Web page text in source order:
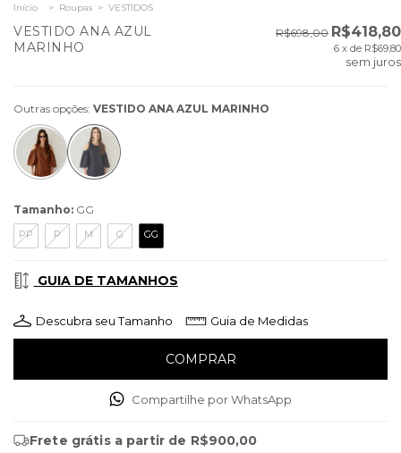
Início > Roupas > VESTIDOS
VESTIDO ANA AZUL
MARINHO
R$698,00 R$418,80
6 x de R$69,80
sem juros
Outras opções: VESTIDO ANA AZUL MARINHO
Tamanho: GG
PP P M G GG
GUIA DE TAMANHOS
Descubra seu Tamanho Guia de Medidas
Compartilhe por WhatsApp
Frete grátis a partir de R$900,00